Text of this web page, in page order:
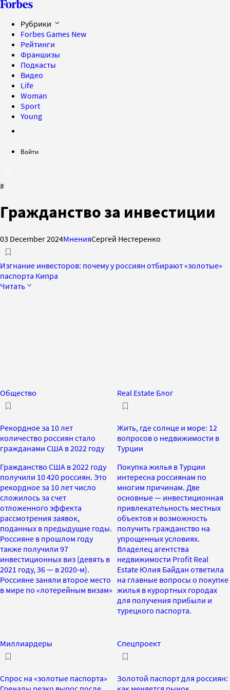
Рубрики
Forbes Games New
Рейтинги
Франшизы
Подкасты
Видео
Life
Woman
Sport
Young
Войти
#
Гражданство за инвестиции
03 December 2024МненияСергей Нестеренко
Изгнание инвесторов: почему у россиян отбирают «золотые»
паспорта Кипра
Читать
Общество
Рекордное за 10 лет
количество россиян стало
гражданами США в 2022 году
Гражданство США в 2022 году
получили 10 420 россиян. Это
рекордное за 10 лет число
сложилось за счет
отложенного эффекта
рассмотрения заявок,
поданных в предыдущие годы.
Россияне в прошлом году
также получили 97
инвестиционных виз (девять в
2021 году, 36 — в 2020-м).
Россияне заняли второе место
в мире по «лотерейным визам»
Real Estate Блог
Жить, где солнце и море: 12
вопросов о недвижимости в
Турции
Покупка жилья в Турции
интересна россиянам по
многим причинам. Две
основные — инвестиционная
привлекательность местных
объектов и возможность
получить гражданство на
упрощенных условиях.
Владелец агентства
недвижимости Profit Real
Estate Юлия Байдан ответила
на главные вопросы о покупке
жилья в курортных городах
для получения прибыли и
турецкого паспорта.
Миллиардеры
Спрос на «золотые паспорта»
Спецпроект
Золотой паспорт для россиян: